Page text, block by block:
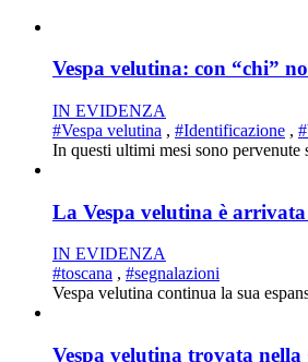
Vespa velutina: con “chi”
IN EVIDENZA
#Vespa velutina , #Identificazione ,
In questi ultimi mesi sono pervenute
La Vespa velutina è
IN EVIDENZA
#toscana , #segnalazioni
Vespa velutina continua la sua
Vespa velutina trovata